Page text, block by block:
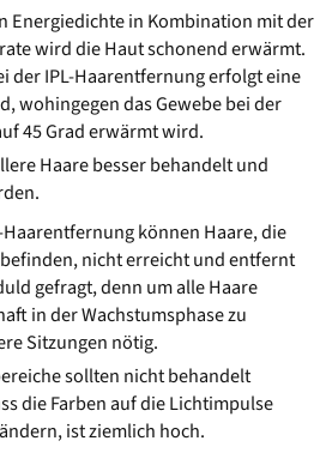
Energiedichte in Kombination mit der
wird die Haut schonend erwärmt.
der IPL-Haarentfernung erfolgt eine
wohingegen das Gewebe bei der
45 Grad erwärmt wird.
Haare besser behandelt und
Haarentfernung können Haare, die
nicht erreicht und entfernt
gefragt, denn um alle Haare
in der Wachstumsphase zu
Sitzungen nötig.
sollten nicht behandelt
die Farben auf die Lichtimpulse
ist ziemlich hoch.